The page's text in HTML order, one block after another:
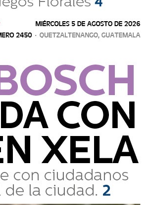
CAPTURAS
(DIPANDA), en coordinación con
Pandillas (DIPANDA), en
9 de Quetz...
DE USPANTÁN
de la Policía Nacional Civil (PNC), en
de la Policía Nacional Civil (PNC),
EN GUATEMALA